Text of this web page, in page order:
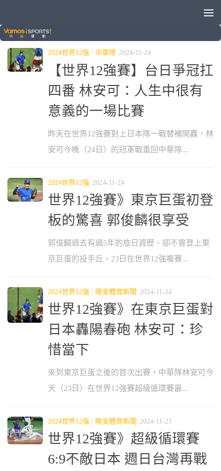
分類：2024世界12強
2024世界12強 / 中華隊 2024-11-24
【世界12強賽】台日爭冠扛
四番 林安可：人生中很有
意義的一場比賽
昨天在世界12強賽對上日本隊一戰替補開轟，林
安可今晚（24日）的冠軍戰重回中華隊...
2024世界12強 2024-11-24
世界12強賽》東京巨蛋初登
板的驚喜 郭俊麟很享受
郭俊麟過去有過5年的旅日資歷，卻不曾登上東
京巨蛋的投手丘，23日在世界12強複賽...
2024世界12強 / 晚安體育新聞 2024-11-24
世界12強賽》在東京巨蛋對
日本轟陽春砲 林安可：珍
惜當下
來到東京巨蛋之後的首次出賽，中華隊林安可今
天（23日）在世界12強賽超級循環賽最...
2024世界12強 / 晚安體育新聞 2024-11-23
世界12強賽》超級循環賽
6:9不敵日本 週日台灣再戰